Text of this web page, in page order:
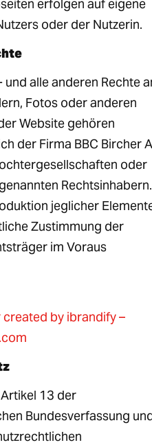
erfolgen auf eigene
oder der Nutzerin.
und alle anderen Rechte
Fotos oder anderen
Website gehören
der Firma BBC Bircher
oder
Rechtsinhabern.
jeglicher
Zustimmung der
im Voraus
by ibrandify –
13 der
Bundesverfassung